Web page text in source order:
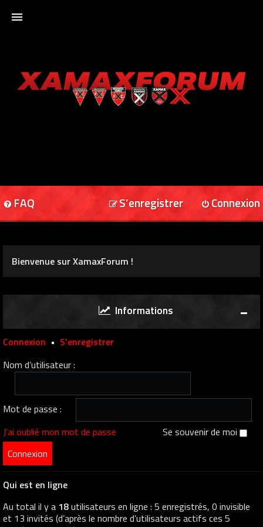
XAMAXFORUM
FAQ Connexion
S’enregistrer
Bienvenue sur XamaxForum !
Informations
Connexion • S’enregistrer
Nom d’utilisateur :
Mot de passe :
J’ai oublié mon mot de passe
Se souvenir de moi
Qui est en ligne
Au total il y a 18utilisateurs en ligne : 5 enregistrés, 0 invisible
et 13 invités (d’après le nombre d’utilisateurs actifs ces 5